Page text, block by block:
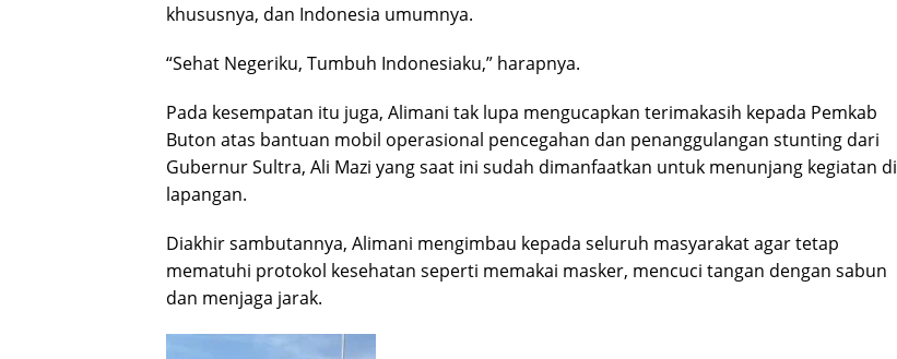
khususnya, dan Indonesia umumnya.
“Sehat Negeriku, Tumbuh Indonesiaku,” harapnya.
Pada kesempatan itu juga, Alimani tak lupa mengucapkan terimakasih kepada Pemkab
Buton atas bantuan mobil operasional pencegahan dan penanggulangan stunting dari
Gubernur Sultra, Ali Mazi yang saat ini sudah dimanfaatkan untuk menunjang kegiatan di
lapangan.
Diakhir sambutannya, Alimani mengimbau kepada seluruh masyarakat agar tetap
mematuhi protokol kesehatan seperti memakai masker, mencuci tangan dengan sabun
dan menjaga jarak.